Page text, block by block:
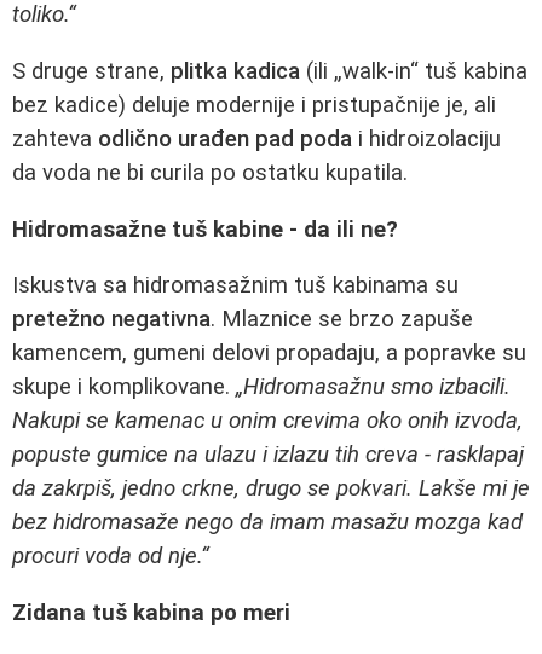
toliko.“
S druge strane, plitka kadica (ili „walk-in“ tuš kabina
bez kadice) deluje modernije i pristupačnije je, ali
zahteva odlično urađen pad poda i hidroizolaciju
da voda ne bi curila po ostatku kupatila.
Hidromasažne tuš kabine - da ili ne?
Iskustva sa hidromasažnim tuš kabinama su
pretežno negativna. Mlaznice se brzo zapuše
kamencem, gumeni delovi propadaju, a popravke su
skupe i komplikovane. „Hidromasažnu smo izbacili.
Nakupi se kamenac u onim crevima oko onih izvoda,
popuste gumice na ulazu i izlazu tih creva - rasklapaj
da zakrpiš, jedno crkne, drugo se pokvari. Lakše mi je
bez hidromasaže nego da imam masažu mozga kad
procuri voda od nje.“
Zidana tuš kabina po meri